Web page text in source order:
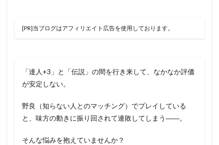
[PR]当ブログはアフィリエイト広告を使用しております。
「達人+3」と「伝説」の間を行き来して、なかなか評価
が安定しない。
野良（知らない人とのマッチング）でプレイしている
と、味方の動きに振り回されて連敗してしまう――。
そんな悩みを抱えていませんか？